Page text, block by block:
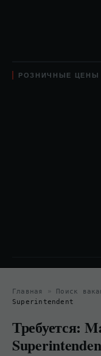
РОЗНИЧНЫЕ ЦЕНЫ
Главная » Поиск
Superintendent
Требуется: